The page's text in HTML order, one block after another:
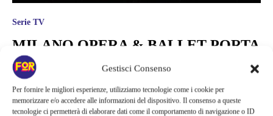
Gestisci Consenso
Per fornire le migliori esperienze, utilizziamo tecnologie come i cookie per
memorizzare e/o accedere alle informazioni del dispositivo. Il consenso a queste
tecnologie ci permetterà di elaborare dati come il comportamento di navigazione o ID
Serie TV
MILANO OPERA & BALLET PORTA
SUL PALCO DEGLI ARCIMBOLDI
LA TRAVIATA REALIZZATA NEL
SEGNO DELLA TRADIZIONE